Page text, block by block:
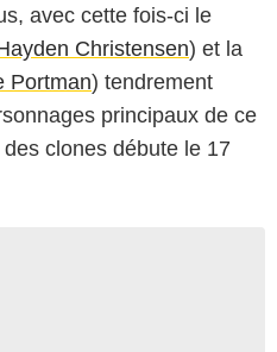
avec cette fois-ci le
Christensen) et la
Portman) tendrement
principaux de ce
clones débute le 17